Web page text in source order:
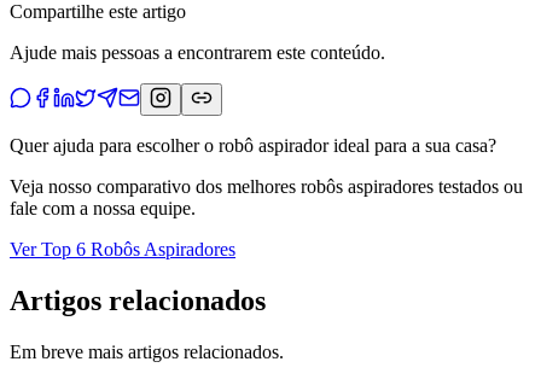
Compartilhe este artigo
Ajude mais pessoas a encontrarem este conteúdo.
Quer ajuda para escolher o robô aspirador ideal para a sua casa?
Veja nosso comparativo dos melhores robôs aspiradores testados ou
fale com a nossa equipe.
Ver Top 6 Robôs Aspiradores
Artigos relacionados
Em breve mais artigos relacionados.